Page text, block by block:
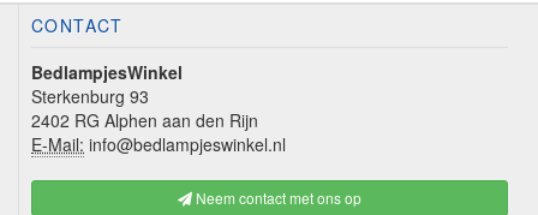
CONTACT
BedlampjesWinkel
Sterkenburg 93
2402 RG Alphen aan den Rijn
E-Mail: info@bedlampjeswinkel.nl
Neem contact met ons op